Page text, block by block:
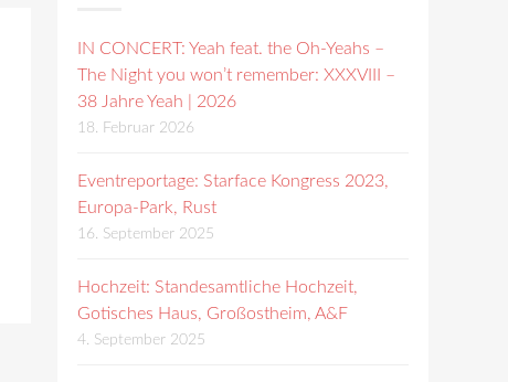
IN CONCERT: Yeah feat. the Oh-Yeahs –
The Night you won’t remember: XXXVIII –
38 Jahre Yeah | 2026
18. Februar 2026
Eventreportage: Starface Kongress 2023,
Europa-Park, Rust
16. September 2025
Hochzeit: Standesamtliche Hochzeit,
Gotisches Haus, Großostheim, A&F
4. September 2025